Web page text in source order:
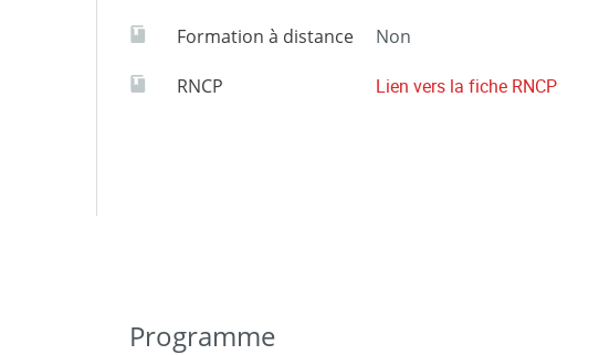
Formation à distance Non
RNCP Lien vers la fiche RNCP
Programme